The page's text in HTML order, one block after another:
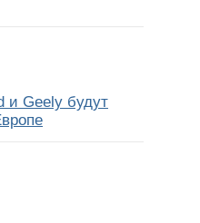
и Geely будут